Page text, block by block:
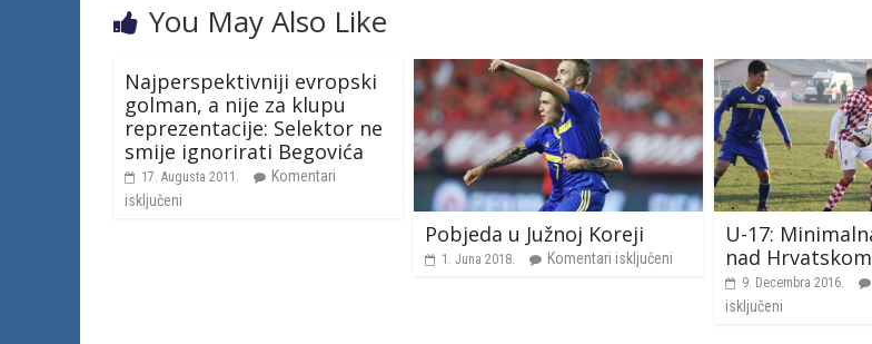
You May Also Like
Najperspektivniji evropski
golman, a nije za klupu
reprezentacije: Selektor ne
smije ignorirati Begovića
17. Augusta 2011.
Komentari
isključeni
Pobjeda u Južnoj Koreji
1. Juna 2018. Komentari isključeni
U-17:
nad
9. Decembra 2016.
isključeni